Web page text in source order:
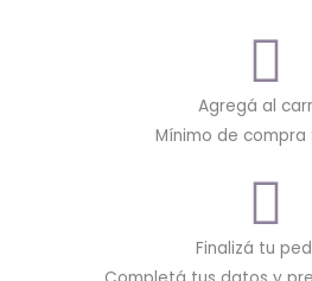
Agregá al
Mínimo de compra
Finalizá tu